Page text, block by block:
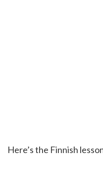
Here’s the Finnish